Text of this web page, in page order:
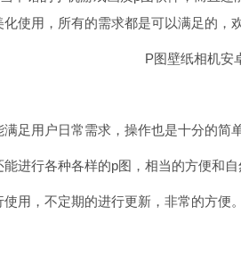
使用，所有的需求都是可以满足的，
足用户日常需求，操作也是十分的简单
进行各种各样的p图，相当的方便和自
用，不定期的进行更新，非常的方便。